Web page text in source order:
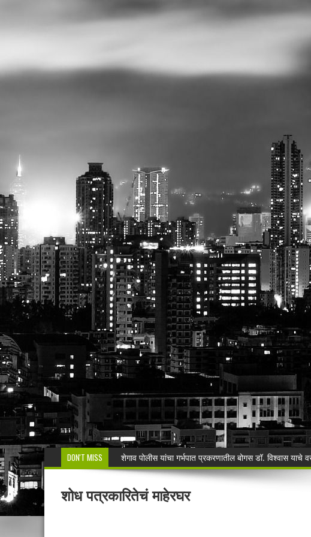
DON'T MISS
मनसेच्या तालुका अध्यक्षा कल्पना पोतर्लावार यांनी बेकायदेशीर
वरोरा येथे कारगिल विजयदीन साजरा Kargil Vijay Deen
🚨 धडाकेबाज कारवाई! LCBच्या थरारक पाठलागानंतर ३५
वाढदिवसाचा आनंद हिरवाईला अर्पण; रुपेश कुतरमारे यांचा
शोध पत्रकारितेचं माहेरघर